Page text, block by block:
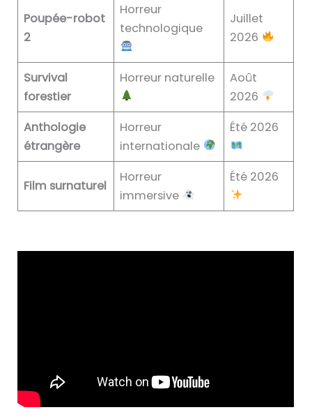
Poupée-robot
2
Horreur
technologique
Juillet
2026
Survival
forestier
Horreur naturelle
Août
2026
Anthologie
étrangère
Horreur
internationale
Été 2026
Film surnaturel
Horreur
immersive
Été 2026